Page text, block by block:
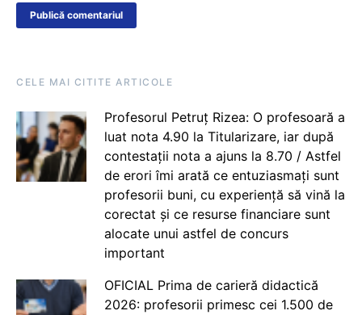
CELE MAI CITITE ARTICOLE
Profesorul Petruț Rizea: O profesoară a
luat nota 4.90 la Titularizare, iar după
contestații nota a ajuns la 8.70 / Astfel
de erori îmi arată ce entuziasmați sunt
profesorii buni, cu experiență să vină la
corectat și ce resurse financiare sunt
alocate unui astfel de concurs
important
OFICIAL Prima de carieră didactică
2026: profesorii primesc cei 1.500 de